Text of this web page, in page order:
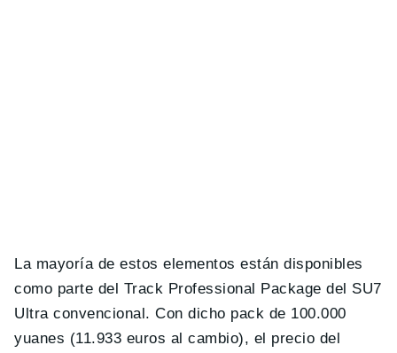
La mayoría de estos elementos están disponibles
como parte del Track Professional Package del SU7
Ultra convencional. Con dicho pack de 100.000
yuanes (11.933 euros al cambio), el precio del